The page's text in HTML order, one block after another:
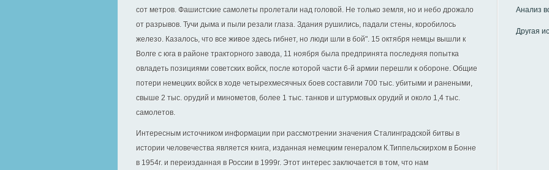
сот метров. Фашистские самолеты пролетали над головой. Не только земля, но и небо дрожало
от разрывов. Тучи дыма и пыли резали глаза. Здания рушились, падали стены, коробилось
железо. Казалось, что все живое здесь гибнет, но люди шли в бой". 15 октября немцы вышли к
Волге с юга в районе тракторного завода, 11 ноября была предпринята последняя попытка
овладеть позициями советских войск, после которой части 6-й армии перешли к обороне. Общие
потери немецких войск в ходе четырехмесячных боев составили 700 тыс. убитыми и ранеными,
свыше 2 тыс. орудий и минометов, более 1 тыс. танков и штурмовых орудий и около 1,4 тыс.
самолетов.
Интересным источником информации при рассмотрении значения Сталинградской битвы в
истории человечества является книга, изданная немецким генералом К.Типпельскирхом в Бонне
в 1954г. и переизданная в России в 1999г. Этот интерес заключается в том, что нам
Анализ
Другая